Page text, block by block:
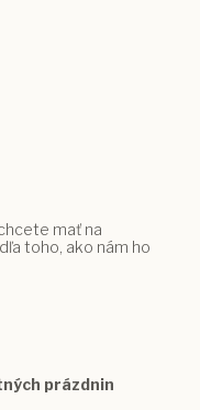
mať na
toho, ako nám ho
prázdnin